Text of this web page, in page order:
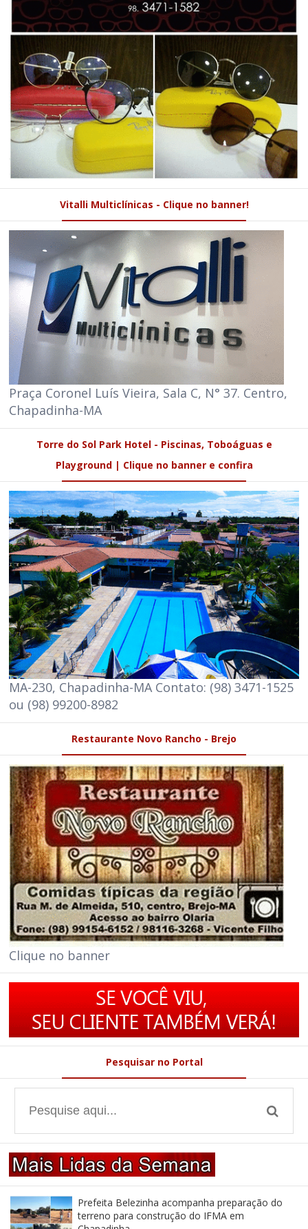
Vitalli Multiclínicas - Clique no banner!
Praça Coronel Luís Vieira, Sala C, N° 37. Centro,
Chapadinha-MA
Torre do Sol Park Hotel - Piscinas, Toboáguas e
Playground | Clique no banner e confira
MA-230, Chapadinha-MA Contato: (98) 3471-1525
ou (98) 99200-8982
Restaurante Novo Rancho - Brejo
Clique no banner
Pesquisar no Portal
Prefeita Belezinha acompanha preparação do
terreno para construção do IFMA em